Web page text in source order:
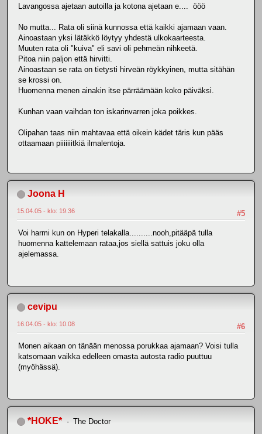
Lavangossa ajetaan autoilla ja kotona ajetaan e.... ööö
No mutta... Rata oli siinä kunnossa että kaikki ajamaan vaan.
Ainoastaan yksi lätäkkö löytyy yhdestä ulkokaarteesta.
Muuten rata oli "kuiva" eli savi oli pehmeän nihkeetä.
Pitoa niin paljon että hirvitti.
Ainoastaan se rata on tietysti hirveän röykkyinen, mutta sitähän
se krossi on.
Huomenna menen ainakin itse pärräämään koko päiväksi.
Kunhan vaan vaihdan ton iskarinvarren joka poikkes.
Olipahan taas niin mahtavaa että oikein kädet täris kun pääs
ottaamaan piiiiiiitkiä ilmalentoja.
Joona H
#5
15.04.05 - klo: 19.36
Voi harmi kun on Hyperi telakalla..........nooh,pitääpä tulla
huomenna kattelemaan rataa,jos siellä sattuis joku olla
ajelemassa.
cevipu
#6
16.04.05 - klo: 10.08
Monen aikaan on tänään menossa porukkaa ajamaan? Voisi tulla
katsomaan vaikka edelleen omasta autosta radio puuttuu
(myöhässä).
*HOKE* The Doctor